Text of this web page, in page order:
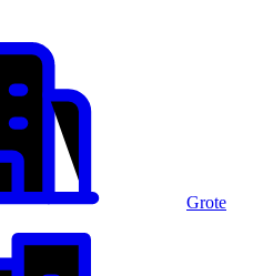
Grote